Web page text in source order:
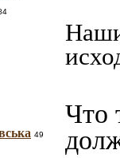
49
Что